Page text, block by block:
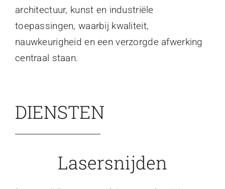
architectuur, kunst en industriële
toepassingen, waarbij kwaliteit,
nauwkeurigheid en een verzorgde afwerking
centraal staan.
DIENSTEN
Lasersnijden